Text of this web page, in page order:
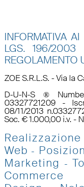
INFORMATIVA
LGS. 196/2003
REGOLAMENTO
ZOE S.R.L.S. - Via la
D-U-N-S ®
03327721209 -
08/11/2013
Soc. € 1.000,00 i.v. -
Web -
Marketing -
Commerce